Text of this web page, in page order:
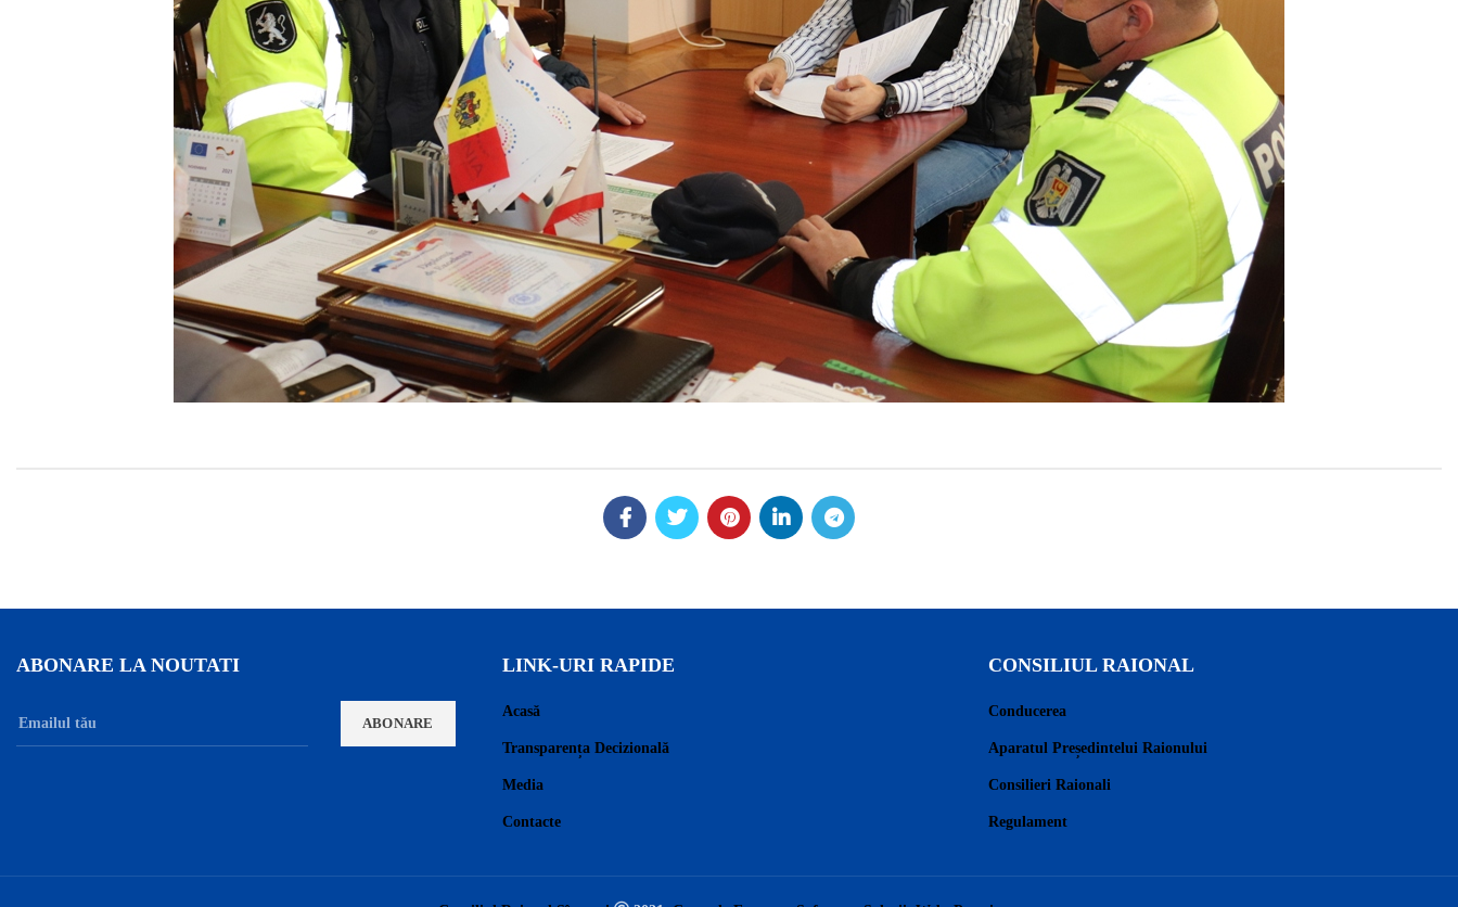
ABONARE LA NOUTATI LINK-URI RAPIDE
Acasă
Transparența Decizională
Media
Contacte
CONSILIUL RAIONAL
Conducerea
Aparatul Președintelui Raionului
Consilieri Raionali
Regulament